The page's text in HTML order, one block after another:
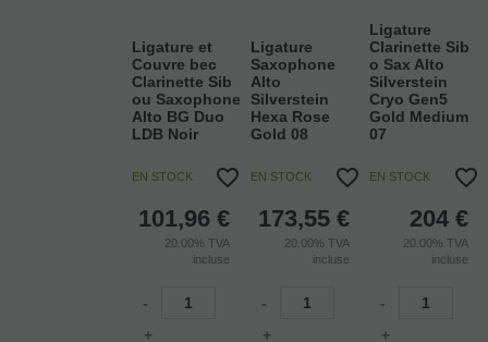
Ligature et
Couvre bec
Clarinette Sib
ou Saxophone
Alto BG Duo
LDB Noir
EN STOCK
101,96 €
20.00%TVA
incluse
-
+
Ligature
Saxophone
Alto
Silverstein
Hexa Rose
Gold 08
EN STOCK
173,55 €
20.00% TVA
incluse
-
+
Ligature
Clarinette Sib
o Sax Alto
Silverstein
Cryo Gen5
Gold Medium
07
EN STOCK
204 €
20.00%TVA
incluse
-
+